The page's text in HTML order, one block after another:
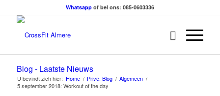
Whatsappof bel ons: 085-0603336
Blog - Laatste Nieuws
U bevindt zich hier: Home / Privé: Blog / Algemeen /
5 september 2018: Workout of the day